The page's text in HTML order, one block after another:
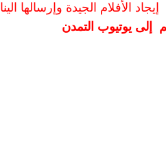
الأفلام الجيدة وإرسالها الينا
إلى يوتيوب التمدن